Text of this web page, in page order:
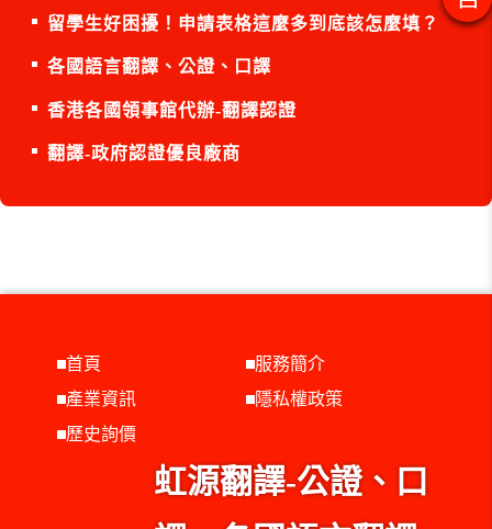
留學生好困擾！申請表格這麼多到底該怎麼填？
各國語言翻譯、公證、口譯
香港各國領事館代辦-翻譯認證
翻譯-政府認證優良廠商
首頁
服務簡介
產業資訊
隱私權政策
歷史詢價
虹源翻譯-公證、口